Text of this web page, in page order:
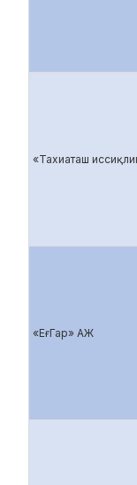
«Тахиаташ
«ЕғГар» АЖ